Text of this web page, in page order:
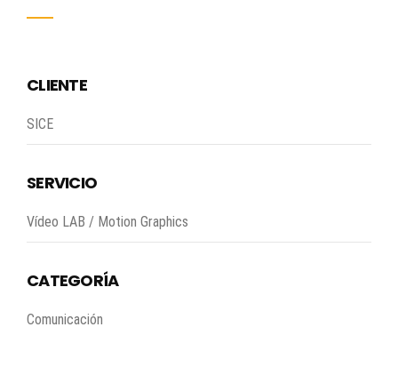
CLIENTE
SICE
SERVICIO
Vídeo LAB / Motion Graphics
CATEGORÍA
Comunicación